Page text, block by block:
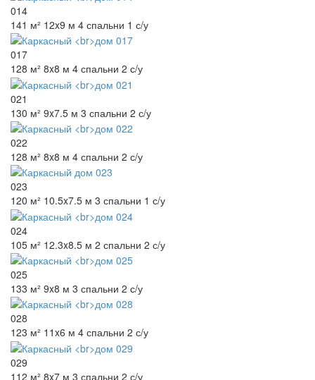
014
141 м² 12x9 м 4 спальни 1 с/у
017
128 м² 8x8 м 4 спальни 2 с/у
021
130 м² 9x7.5 м 3 спальни 2 с/у
022
128 м² 8x8 м 4 спальни 2 с/у
023
120 м² 10.5x7.5 м 3 спальни 1 с/у
024
105 м² 12.3x8.5 м 2 спальни 2 с/у
025
133 м² 9x8 м 3 спальни 2 с/у
028
123 м² 11x6 м 4 спальни 2 с/у
029
112 м² 8x7 м 3 спальни 2 с/у